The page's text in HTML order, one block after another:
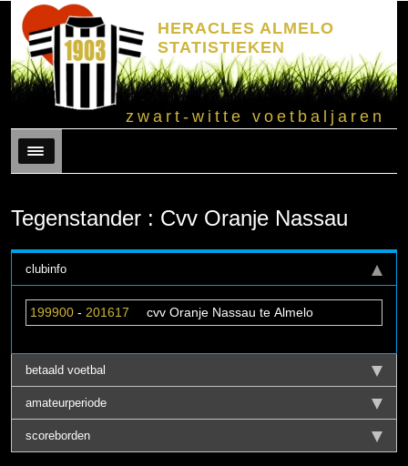
HERACLES ALMELO
STATISTIEKEN
zwart-witte voetbaljaren
Menu
Tegenstander : Cvv Oranje Nassau
clubinfo
199900 - 201617 cvv Oranje Nassau te Almelo
betaald voetbal
amateurperiode
scoreborden